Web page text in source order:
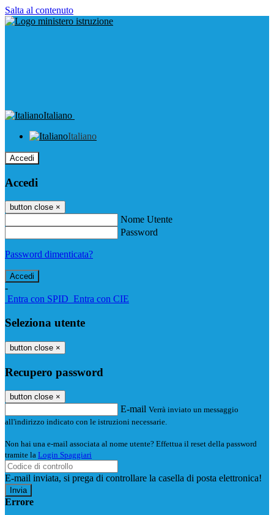
Salta al contenuto
Italiano
Italiano
Accedi
Accedi
button close ×
Nome Utente
Password
Password dimenticata?
-
Entra con SPID Entra con CIE
Seleziona utente
button close ×
Recupero password
button close ×
E-mail Verrà inviato un messaggio
all'indirizzo indicato con le istruzioni necessarie.
Non hai una e-mail associata al nome utente? Effettua il reset della password
tramite la Login Spaggiari
E-mail inviata, si prega di controllare la casella di posta elettronica!
Errore